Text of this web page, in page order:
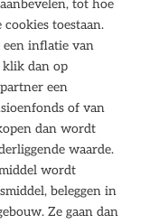
tot hoe
toestaan.
een inflatie van
klik dan op
een
of van
dan wordt
waarde.
wordt
beleggen in
Ze gaan dan